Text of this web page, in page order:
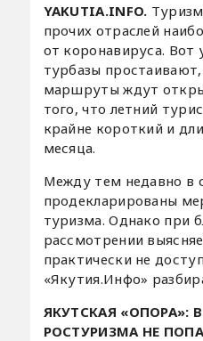
YAKUTIA.INFO.
прочих отраслей
от коронавируса.
турбазы
маршруты ждут
того, что летний
крайне короткий и
месяца.
Между тем недавно в
продекларированы
туризма. Однако при
рассмотрении
практически не
«Якутия.Инфо»
ЯКУТСКАЯ «ОПОРА»:
РОСТУРИЗМА НЕ